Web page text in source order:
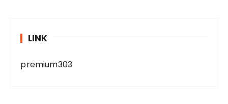
LINK
premium303